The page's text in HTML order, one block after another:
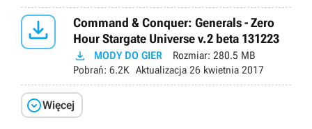

Command & Conquer: Generals - Zero
Hour Stargate Universe v.2 beta 131223
 MODY DO GIER Rozmiar: 280.5 MB
Pobrań: 6.2K Aktualizacja 26 kwietnia 2017
Więcej